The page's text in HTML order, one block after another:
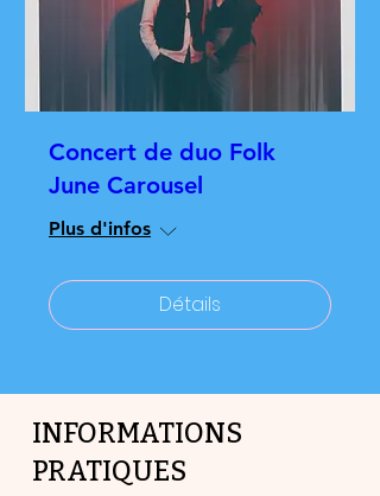
Concert de duo Folk
June Carousel
Plus d'infos
Détails
INFORMATIONS
PRATIQUES